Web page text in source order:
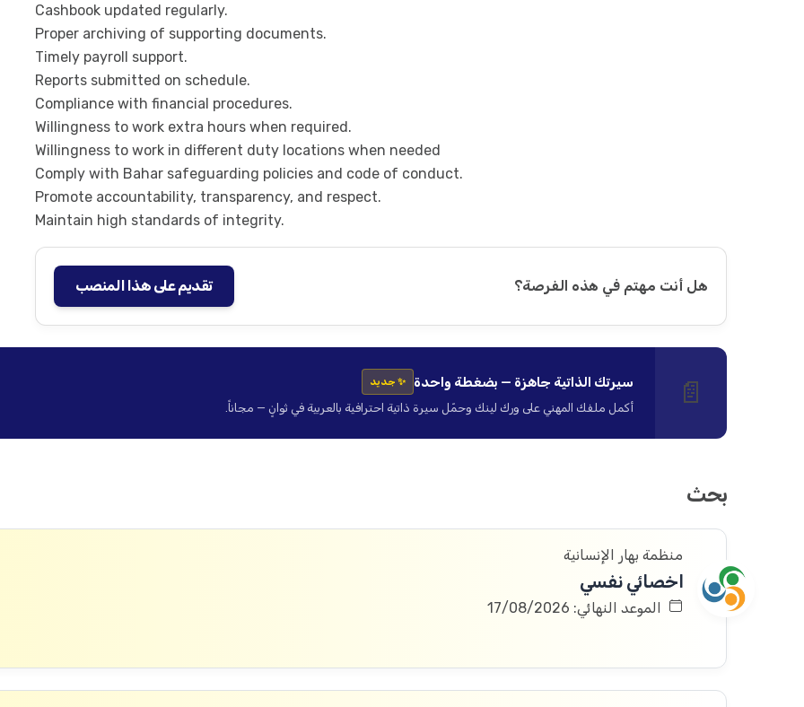
Cashbook updated regularly.
Proper archiving of supporting documents.
Timely payroll support.
Reports submitted on schedule.
Compliance with financial procedures.
Willingness to work extra hours when required.
Willingness to work in different duty locations when needed
Comply with Bahar safeguarding policies and code of conduct.
Promote accountability, transparency, and respect.
Maintain high standards of integrity.
هل أنت مهتم في هذه الفرصة؟ تقديم على هذا المنصب
📄 سيرتك الذاتية جاهزة — بضغطة واحدة ✨ جديد
أكمل ملفك المهني على ورك لينك وحمّل سيرة ذاتية احترافية بالعربية في ثوانٍ — مجاناً.
بحث
منظمة بهار الإنسانية
اخصائي نفسي
الموعد النهائي: 17/08/2026